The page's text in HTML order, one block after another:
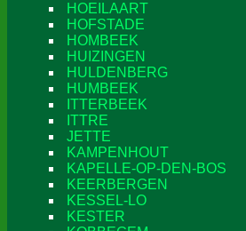
HOEILAART
HOFSTADE
HOMBEEK
HUIZINGEN
HULDENBERG
HUMBEEK
ITTERBEEK
ITTRE
JETTE
KAMPENHOUT
KAPELLE-OP-DEN-BOS
KEERBERGEN
KESSEL-LO
KESTER